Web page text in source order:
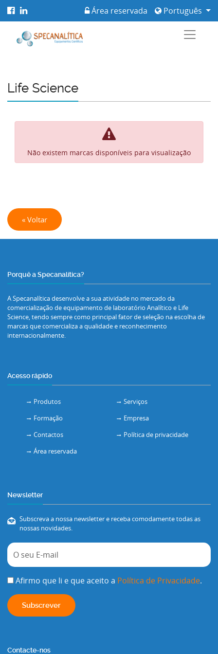
Português
Área reservada
Life Science
Não existem marcas disponíveis para visualização
« Voltar
Porquê a Specanalítica?
A Specanalítica desenvolve a sua atividade no mercado da
comercialização de equipamento de laboratório Analítico e Life
Science, tendo sempre como principal fator de seleção na escolha de
marcas que comercializa a qualidade e reconhecimento
internacionalmente.
Acesso rápido
Produtos
Serviços
Formação
Empresa
Contactos
Política de privacidade
Área reservada
Newsletter
Subscreva a nossa newsletter e receba comodamente todas as
nossas novidades.
Afirmo que li e que aceito a Política de Privacidade.
Contacte-nos